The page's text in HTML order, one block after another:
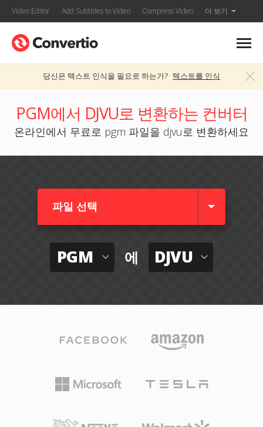
Video Editor Add Subtitles to Video Compress Video 더 보기
당신은 텍스트 인식을 필요로 하는가? 텍스트를 인식
PGM에서 DJVU로 변환하는 컨버터
온라인에서 무료로 pgm 파일을 djvu로 변환하세요
파일 선택
PGM 에 DJVU